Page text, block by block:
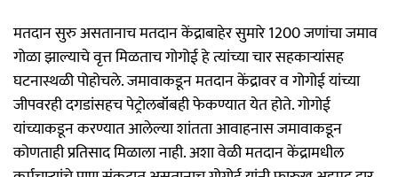
मतदान सुरु असतानाच मतदान केंद्राबाहेर सुमारे 1200 जणांचा जमाव
गोळा झाल्याचे वृत्त मिळताच गोगोई हे त्यांच्या चार सहकाऱ्यांसह
घटनास्थळी पोहोचले. जमावाकडून मतदान केंद्रावर व गोगोई यांच्या
जीपवरही दगडांसहच पेट्रोलबॉंबही फेकण्यात येत होते. गोगोई
यांच्याकडून करण्यात आलेल्या शांतता आवाहनास जमावाकडून
कोणताही प्रतिसाद मिळाला नाही. अशा वेळी मतदान केंद्रामधील